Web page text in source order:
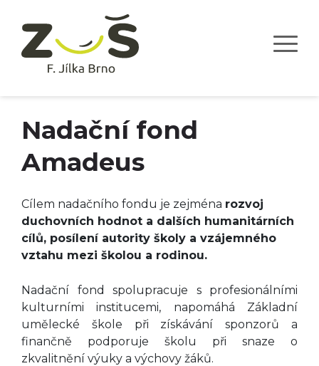
Nadační fond
Amadeus
Cílem nadačního fondu je zejména rozvoj
duchovních hodnot a dalších humanitárních
cílů, posílení autority školy a vzájemného
vztahu mezi školou a rodinou.
Nadační fond spolupracuje s profesionálními
kulturními institucemi, napomáhá Základní
umělecké škole při získávání sponzorů a
finančně podporuje školu při snaze o
zkvalitnění výuky a výchovy žáků.
O škole
Úspěchy
Aktuality
Dokumenty
Galerie
El. žákovská
Přihláška
Hudební obor
Taneční obor
Výtvarný obor